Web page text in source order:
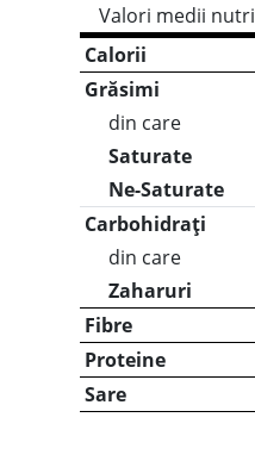
Valori medii
Calorii
Grăsimi
din care
Saturate
Ne-Saturate
Carbohidrați
din care
Zaharuri
Fibre
Proteine
Sare